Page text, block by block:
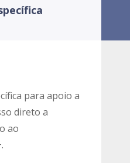
para apoio a
direto a
ao